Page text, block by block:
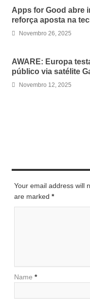
Apps for Good abre
reforça aposta na
Novembro 26, 2025
AWARE: Europa
público via satélite
Novembro 12, 2025
Your email address will
are marked *
Name *